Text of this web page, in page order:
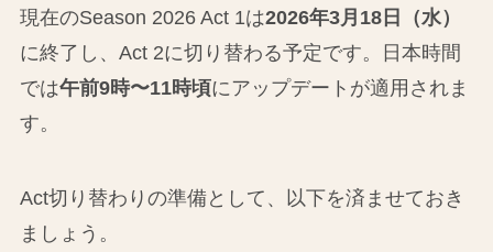
現在のSeason 2026 Act 1は2026年3月18日（水）
に終了し、Act 2に切り替わる予定です。日本時間
では午前9時〜11時頃にアップデートが適用されま
す。
Act切り替わりの準備として、以下を済ませておき
ましょう。